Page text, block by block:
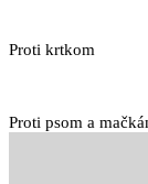
Proti krtkom
Proti psom a